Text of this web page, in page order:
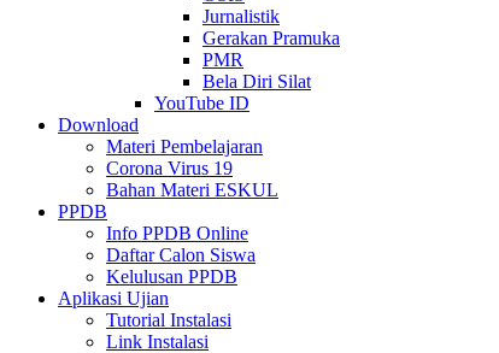
Jurnalistik
Gerakan Pramuka
PMR
Bela Diri Silat
YouTube ID
Download
Materi Pembelajaran
Corona Virus 19
Bahan Materi ESKUL
PPDB
Info PPDB Online
Daftar Calon Siswa
Kelulusan PPDB
Aplikasi Ujian
Tutorial Instalasi
Link Instalasi